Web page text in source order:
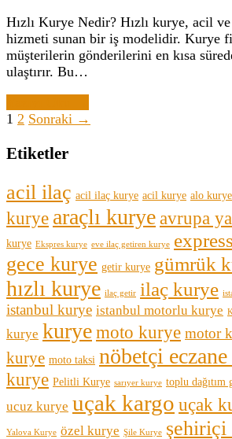
Hızlı Kurye Nedir? Hızlı kurye, acil
hizmeti sunan bir iş modelidir. Kurye
müşterilerin gönderilerini en kısa
ulaştırır. Bu…
1 2 Sonraki →
Etiketler
acil ilaç acil ilaç kurye acil kurye alo kurye
kurye araçlı kuryeavrupa
kurye Ekspres kurye eve ilaç getiren kurye
gece kurye getir kurye gümrük
hızlı kurye ilaç getir ilaç kurye
istanbul kurye istanbul motorlu kurye
kurye kuryemoto kurye motor
kurye moto taksi nöbetçi
kurye Pelitli Kurye sarıyer kurye toplu dağıtım
ucuz kurye uçak kargo uçak
Yalova Kurye özel kurye Şile Kurye